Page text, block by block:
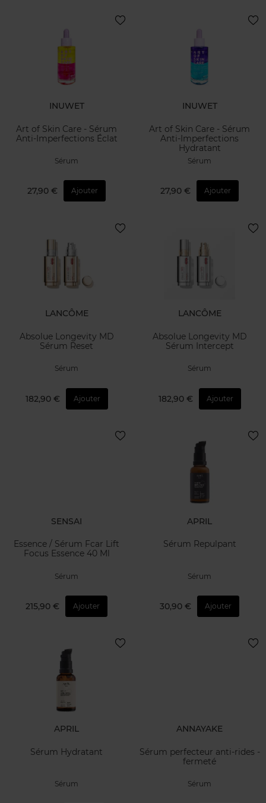
INUWET
Art of Skin Care - Sérum
Anti-Imperfections Éclat
Sérum
27,90 € Ajouter
INUWET
Art of Skin Care - Sérum
Anti-Imperfections
Hydratant
Sérum
27,90 € Ajouter
LANCÔME
Absolue Longevity MD
Sérum Reset
Sérum
182,90 € Ajouter
LANCÔME
Absolue Longevity MD
Sérum Intercept
Sérum
182,90 € Ajouter
SENSAI
Essence / Sérum Fcar Lift
Focus Essence 40 Ml
Sérum
215,90 € Ajouter
APRIL
Sérum Repulpant
Sérum
30,90 € Ajouter
APRIL
Sérum Hydratant
Sérum
ANNAYAKE
Sérum perfecteur anti-rides -
fermeté
Sérum